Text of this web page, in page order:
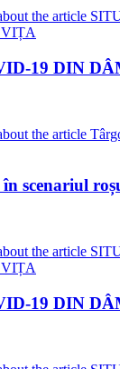
19 DIN
scenariul
19 DIN